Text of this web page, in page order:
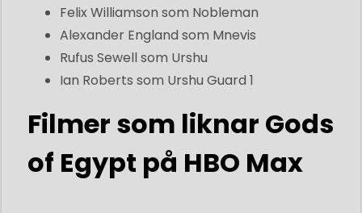
Felix Williamson som Nobleman
Alexander England som Mnevis
Rufus Sewell som Urshu
Ian Roberts som Urshu Guard 1
Filmer som liknar Gods
of Egypt på HBO Max